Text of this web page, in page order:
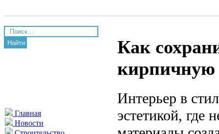
Найти
Главная
Новости
Как
кирпичную
Интерьер в
эстетикой, где